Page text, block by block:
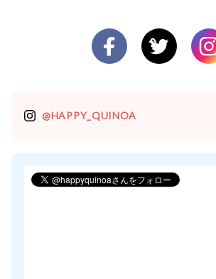
@HAPPY_QUINOA